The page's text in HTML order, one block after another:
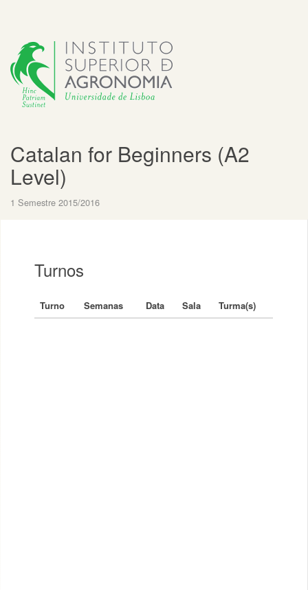
Catalan for Beginners (A2
Level)
1 Semestre 2015/2016
Turnos
Turno Semanas Data Sala Turma(s)